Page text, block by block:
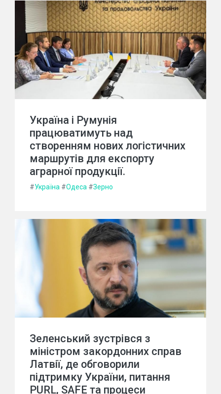
Україна і Румунія
працюватимуть над
створенням нових логістичних
маршрутів для експорту
аграрної продукції.
#Україна #Одеса #Зерно
Зеленський зустрівся з
міністром закордонних справ
Латвії, де обговорили
підтримку України, питання
PURL, SAFE та процеси